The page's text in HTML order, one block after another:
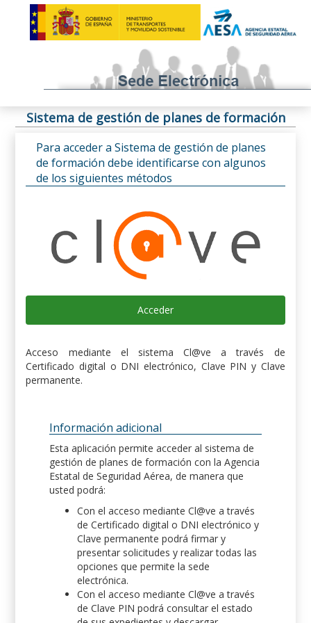
Sistema de gestión de planes de formación
Para acceder a Sistema de gestión de planes
de formación debe identificarse con algunos
de los siguientes métodos
Acceder
Acceso mediante el sistema Cl@ve a través de
Certificado digital o DNI electrónico, Clave PIN y Clave
permanente.
Información adicional
Esta aplicación permite acceder al sistema de
gestión de planes de formación con la Agencia
Estatal de Seguridad Aérea, de manera que
usted podrá:
Con el acceso mediante Cl@ve a través
de Certificado digital o DNI electrónico y
Clave permanente podrá firmar y
presentar solicitudes y realizar todas las
opciones que permite la sede
electrónica.
Con el acceso mediante Cl@ve a través
de Clave PIN podrá consultar el estado